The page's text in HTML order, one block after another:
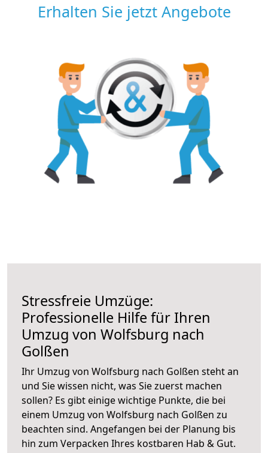
Erhalten Sie jetzt Angebote
Stressfreie Umzüge:
Professionelle Hilfe für Ihren
Umzug von Wolfsburg nach
Golßen
Ihr Umzug von Wolfsburg nach Golßen steht an
und Sie wissen nicht, was Sie zuerst machen
sollen? Es gibt einige wichtige Punkte, die bei
einem Umzug von Wolfsburg nach Golßen zu
beachten sind. Angefangen bei der Planung bis
hin zum Verpacken Ihres kostbaren Hab & Gut.